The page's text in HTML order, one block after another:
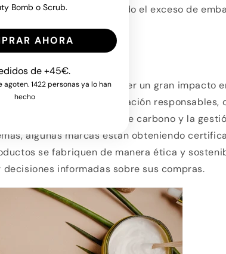
sus envases o eliminando el exceso de
también puede tener un gran impacto
prácticas de fabricación responsables,
reducción de emisiones de carbono y la
algunas marcas están obteniendo
se fabriquen de manera ética y
informadas sobre sus compras.
Bomb o Scrub.
AHORA
de +45€.
1422 personas ya lo han
hecho